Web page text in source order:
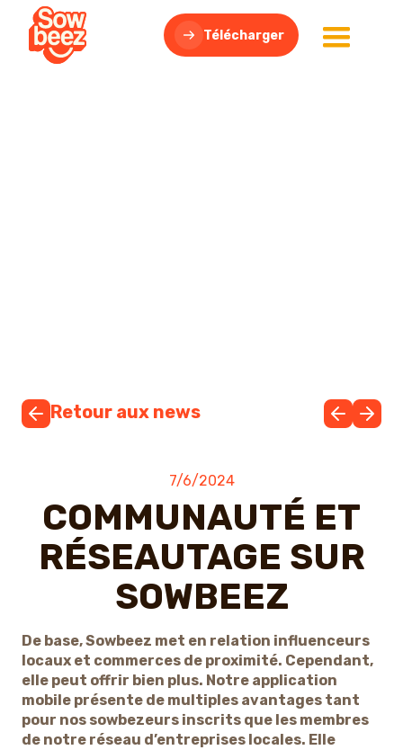
Télécharger
Retour aux news
7/6/2024
COMMUNAUTÉ ET
RÉSEAUTAGE SUR
SOWBEEZ
De base, Sowbeez met en relation influenceurs
locaux et commerces de proximité. Cependant,
elle peut offrir bien plus. Notre application
mobile présente de multiples avantages tant
pour nos sowbezeurs inscrits que les membres
de notre réseau d’entreprises locales. Elle